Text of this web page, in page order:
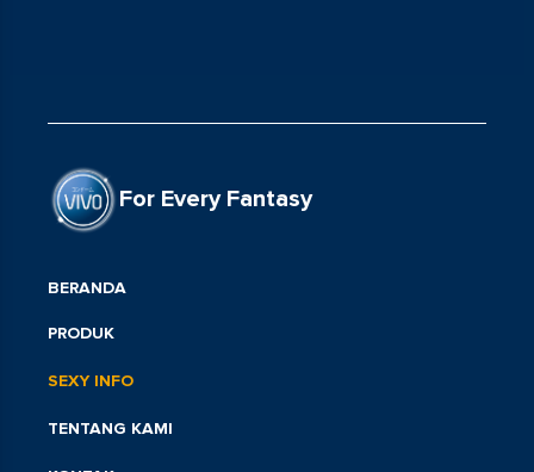
For Every Fantasy
BERANDA
PRODUK
SEXY INFO
TENTANG KAMI